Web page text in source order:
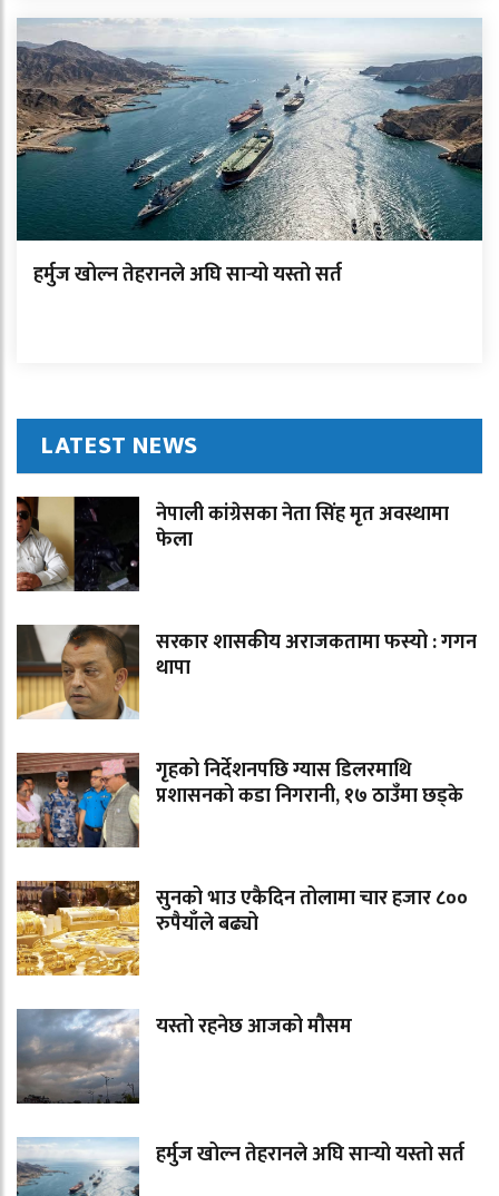
हर्मुज खोल्न तेहरानले अघि सार्‍यो यस्तो सर्त
LATEST NEWS
नेपाली कांग्रेसका नेता सिंह मृत अवस्थामा
फेला
सरकार शासकीय अराजकतामा फस्यो : गगन
थापा
गृहको निर्देशनपछि ग्यास डिलरमाथि
प्रशासनको कडा निगरानी, १७ ठाउँमा छड्के
सुनको भाउ एकैदिन तोलामा चार हजार ८००
रुपैयाँले बढ्यो
यस्तो रहनेछ आजको मौसम
हर्मुज खोल्न तेहरानले अघि सार्‍यो यस्तो सर्त